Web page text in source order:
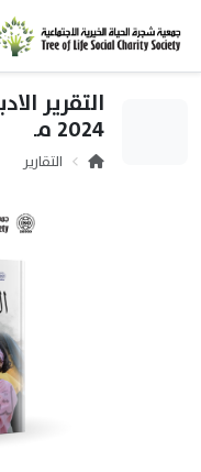
التقرير
2024 مـ
التقارير